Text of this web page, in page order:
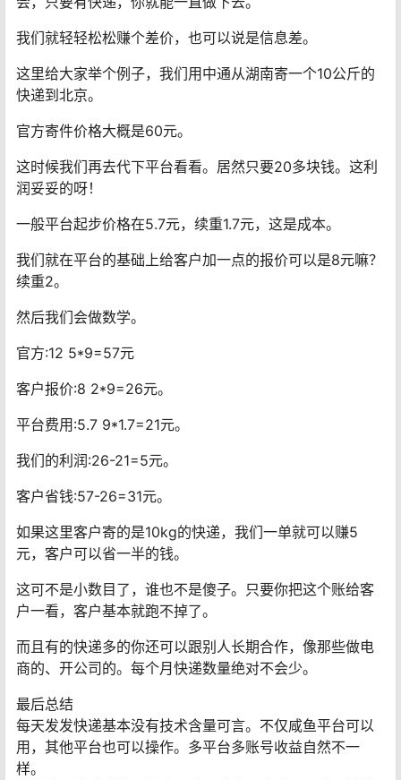
我们就轻轻松松赚个差价，也可以说是信息差。
这里给大家举个例子，我们用中通从湖南寄一个10公斤的
快递到北京。
官方寄件价格大概是60元。
这时候我们再去代下平台看看。居然只要20多块钱。这利
润妥妥的呀！
一般平台起步价格在5.7元，续重1.7元，这是成本。
我们就在平台的基础上给客户加一点的报价可以是8元嘛？
续重2。
然后我们会做数学。
官方:12 5*9=57元
客户报价:8 2*9=26元。
平台费用:5.7 9*1.7=21元。
我们的利润:26-21=5元。
客户省钱:57-26=31元。
如果这里客户寄的是10kg的快递，我们一单就可以赚5
元，客户可以省一半的钱。
这可不是小数目了，谁也不是傻子。只要你把这个账给客
户一看，客户基本就跑不掉了。
而且有的快递多的你还可以跟别人长期合作，像那些做电
商的、开公司的。每个月快递数量绝对不会少。
最后总结
每天发发快递基本没有技术含量可言。不仅咸鱼平台可以
用，其他平台也可以操作。多平台多账号收益自然不一
样。